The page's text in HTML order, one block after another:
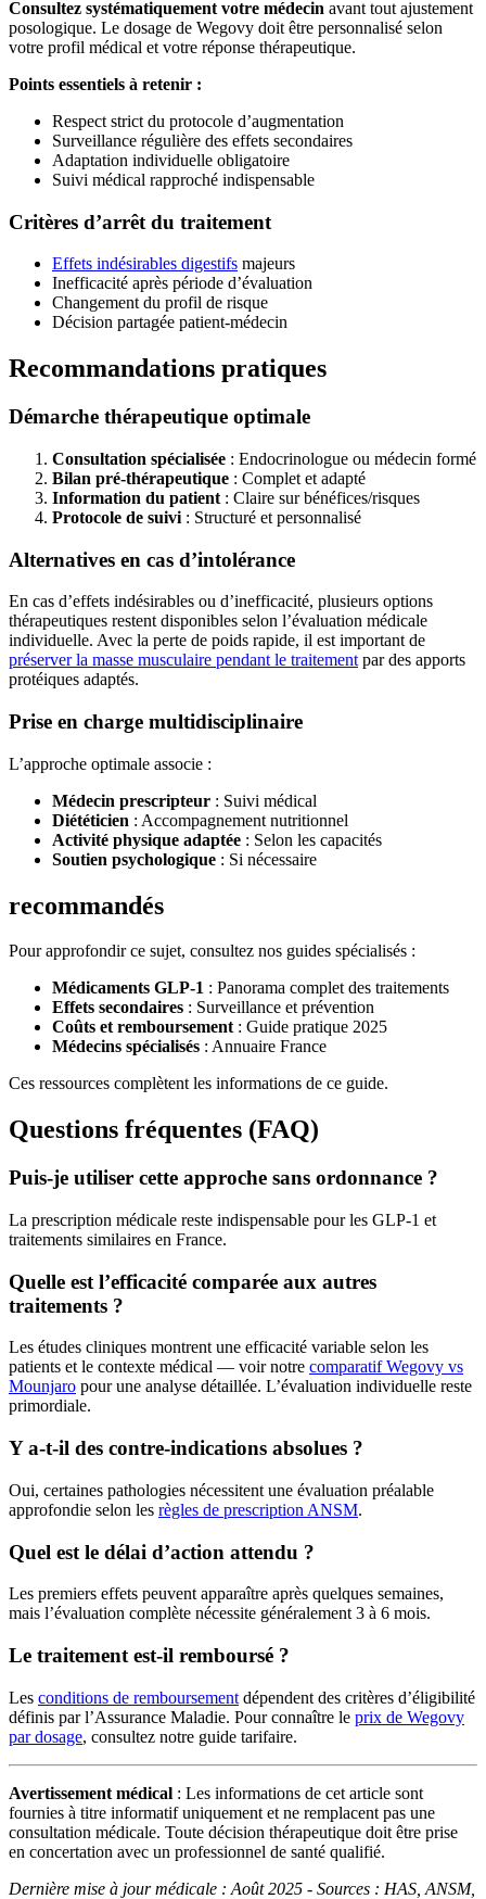
Consultez systématiquement votre médecin avant tout ajustement
posologique. Le dosage de Wegovy doit être personnalisé selon
votre profil médical et votre réponse thérapeutique.
Points essentiels à retenir :
Respect strict du protocole d’augmentation
Surveillance régulière des effets secondaires
Adaptation individuelle obligatoire
Suivi médical rapproché indispensable
Critères d’arrêt du traitement
Effets indésirables digestifs majeurs
Inefficacité après période d’évaluation
Changement du profil de risque
Décision partagée patient-médecin
Recommandations pratiques
Démarche thérapeutique optimale
Consultation spécialisée : Endocrinologue ou médecin formé
Bilan pré-thérapeutique : Complet et adapté
Information du patient : Claire sur bénéfices/risques
Protocole de suivi : Structuré et personnalisé
Alternatives en cas d’intolérance
En cas d’effets indésirables ou d’inefficacité, plusieurs options
thérapeutiques restent disponibles selon l’évaluation médicale
individuelle. Avec la perte de poids rapide, il est important de
préserver la masse musculaire pendant le traitement par des apports
protéiques adaptés.
Prise en charge multidisciplinaire
L’approche optimale associe :
Médecin prescripteur : Suivi médical
Diététicien : Accompagnement nutritionnel
Activité physique adaptée : Selon les capacités
Soutien psychologique : Si nécessaire
recommandés
Pour approfondir ce sujet, consultez nos guides spécialisés :
Médicaments GLP-1 : Panorama complet des traitements
Effets secondaires : Surveillance et prévention
Coûts et remboursement: Guide pratique 2025
Médecins spécialisés : Annuaire France
Ces ressources complètent les informations de ce guide.
Questions fréquentes (FAQ)
Puis-je utiliser cette approche sans ordonnance ?
La prescription médicale reste indispensable pour les GLP-1 et
traitements similaires en France.
Quelle est l’efficacité comparée aux autres
traitements ?
Les études cliniques montrent une efficacité variable selon les
patients et le contexte médical — voir notre comparatif Wegovy vs
Mounjaro pour une analyse détaillée. L’évaluation individuelle reste
primordiale.
Y a-t-il des contre-indications absolues ?
Oui, certaines pathologies nécessitent une évaluation préalable
approfondie selon les règles de prescription ANSM.
Quel est le délai d’action attendu ?
Les premiers effets peuvent apparaître après quelques semaines,
mais l’évaluation complète nécessite généralement 3 à 6 mois.
Le traitement est-il remboursé ?
Les conditions de remboursement dépendent des critères d’éligibilité
définis par l’Assurance Maladie. Pour connaître le prix de Wegovy
par dosage, consultez notre guide tarifaire.
Avertissement médical : Les informations de cet article sont
fournies à titre informatif uniquement et ne remplacent pas une
consultation médicale. Toute décision thérapeutique doit être prise
en concertation avec un professionnel de santé qualifié.
Dernière mise à jour médicale : Août 2025 - Sources : HAS, ANSM,